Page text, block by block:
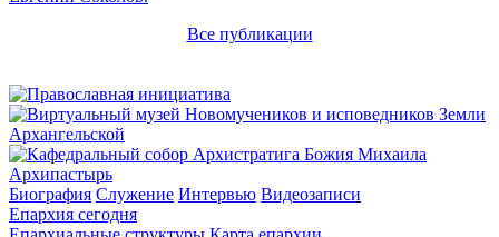
Все публикации
Архипастырь
Биография Служение Интервью Видеозаписи
Епархия сегодня